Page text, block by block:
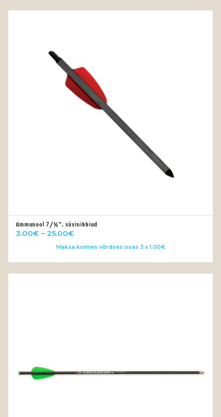
75.00€
Ammunool 7/½”, süsinikkiud
3.00€ – 25.00€Price
range:
25.00€
Maksa kolmes võrdses osas 3 x 1.00€